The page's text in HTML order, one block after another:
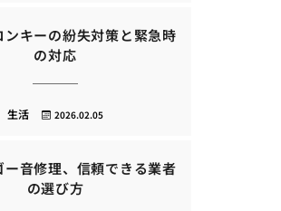
ンキーの紛失対策と緊急時
の対応
2026.02.05
生活
ー音修理、信頼できる業者
の選び方